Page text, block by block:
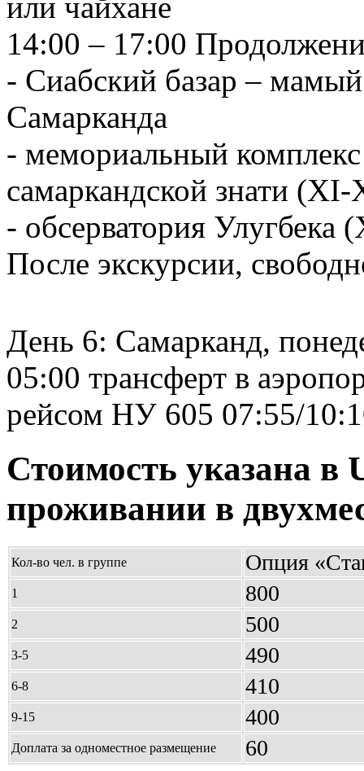
14:00 – 17:00
- Сиабский базар –
Самарканда
- мемориальный
самаркандской знати
- обсерватория Улугбека
После экскурсии,
День 6: Самарканд,
05:00 трансферт в
рейсом НУ 605 07:55/
Стоимость указана в
проживании в
Кол-во чел. в группе Опция
1 800
2 500
3-5 490
6-8 410
9-15 400
Доплата за одноместное размещение 60